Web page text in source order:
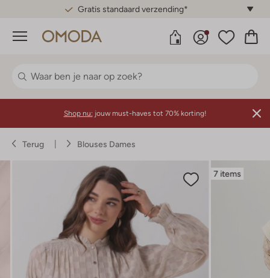
Gratis standaard verzending*
Menu
Shop nu: jouw must-haves tot 70% korting!
Terug Blouses Dames
7 items